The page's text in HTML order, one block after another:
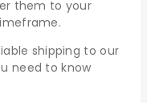
them to your
shipping to our
need to know